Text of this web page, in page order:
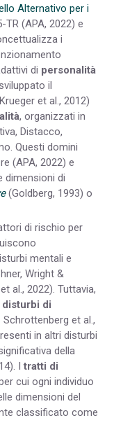
Alternativo per i
TR (APA, 2022) e
i
di personalità
il
et al., 2012)
, organizzati in
Distacco,
Questi domini
(APA, 2022) e
dimensioni di
(Goldberg, 1993) o
di rischio per
mentali e
Wright &
al., 2022). Tuttavia,
disturbi di
et al.,
in altri disturbi
della
I tratti di
cui ogni individuo
dimensioni del
classificato come